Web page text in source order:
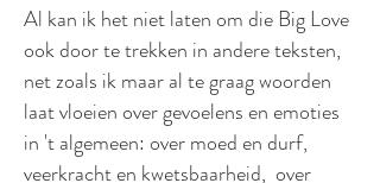
Al kan ik het niet laten om die Big Love
ook door te trekken in andere teksten,
net zoals ik maar al te graag woorden
laat vloeien over gevoelens en emoties
in 't algemeen: over moed en durf,
veerkracht en kwetsbaarheid, over